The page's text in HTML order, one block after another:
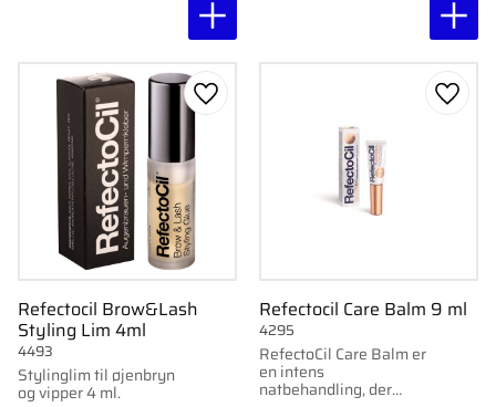
Refectocil Brow&Lash
Styling Lim 4ml
Stylinglim til øjenbryn
og vipper 4 ml.
4493
Gem som favorit
Refectocil Care Balm 9 ml
RefectoCil Care Balm er
en intens
natbehandling, der
4295
Gem